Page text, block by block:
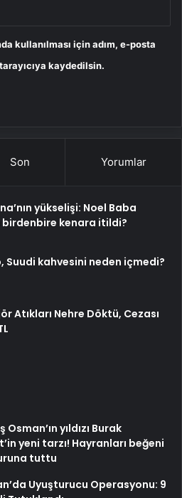
kullanılması için adım, e-posta
kaydedilsin.
Son Yorumlar
yükselişi: Noel Baba
birdenbire kenara itildi?
Suudi kahvesini neden içmedi?
Atıkları Nehre Döktü, Cezası
Osman’ın yıldızı Burak
yeni tarzı! Hayranları beğeni
tuttu
Uyuşturucu Operasyonu: 9